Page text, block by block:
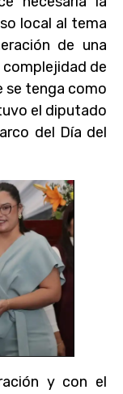
local al tema
de una
de
se tenga como
el diputado
del Día del
y con el